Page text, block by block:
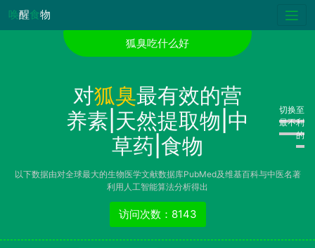
唤醒食物
狐臭吃什么好
对狐臭最有效的营
养素|天然提取物|中
草药|食物
切换至
最不利
的
以下数据由对全球最大的生物医学文献数据库PubMed及维基百科与中医名著
利用人工智能算法分析得出
访问次数：8143